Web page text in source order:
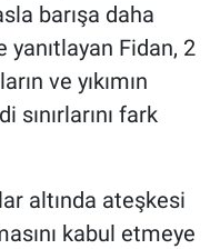
barışa daha
yanıtlayan Fidan, 2
ve yıkımın
fark
altında ateşkesi
kabul etmeye